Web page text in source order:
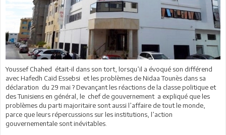
Youssef Chahed était-il dans son tort, lorsqu’il a évoqué son différend
avec Hafedh Caïd Essebsi et les problèmes de Nidaa Tounès dans sa
déclaration du 29 mai ? Devançant les réactions de la classe politique et
des Tunisiens en général, le chef de gouvernement a expliqué que les
problèmes du parti majoritaire sont aussi l’affaire de tout le monde,
parce que leurs répercussions sur les institutions, l’action
gouvernementale sont inévitables.